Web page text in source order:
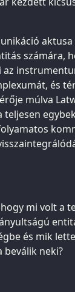
aktusa
számára,
és
múlva
teljesen
mi volt a
és mik
beválik neki?